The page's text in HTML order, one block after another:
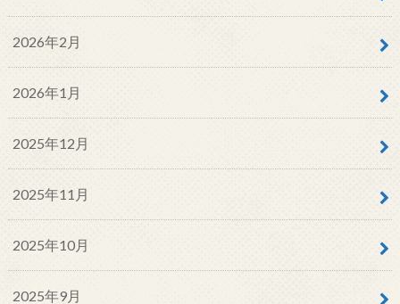
2026年2月
2026年1月
2025年12月
2025年11月
2025年10月
2025年9月